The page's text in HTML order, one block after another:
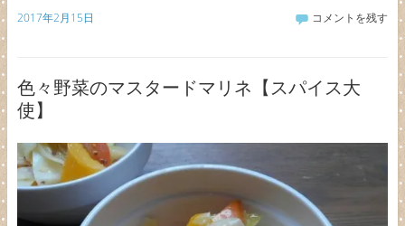
2017年2月15日 コメントを残す
色々野菜のマスタードマリネ【スパイス大
使】